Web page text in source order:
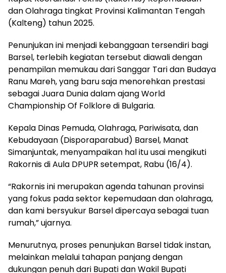
dan Olahraga tingkat Provinsi Kalimantan Tengah
(Kalteng) tahun 2025.
Penunjukan ini menjadi kebanggaan tersendiri bagi
Barsel, terlebih kegiatan tersebut diawali dengan
penampilan memukau dari Sanggar Tari dan Budaya
Ranu Mareh, yang baru saja menorehkan prestasi
sebagai Juara Dunia dalam ajang World
Championship Of Folklore di Bulgaria.
Kepala Dinas Pemuda, Olahraga, Pariwisata, dan
Kebudayaan (Disporaparabud) Barsel, Manat
Simanjuntak, menyampaikan hal itu usai mengikuti
Rakornis di Aula DPUPR setempat, Rabu (16/4).
“Rakornis ini merupakan agenda tahunan provinsi
yang fokus pada sektor kepemudaan dan olahraga,
dan kami bersyukur Barsel dipercaya sebagai tuan
rumah,” ujarnya.
Menurutnya, proses penunjukan Barsel tidak instan,
melainkan melalui tahapan panjang dengan
dukungan penuh dari Bupati dan Wakil Bupati